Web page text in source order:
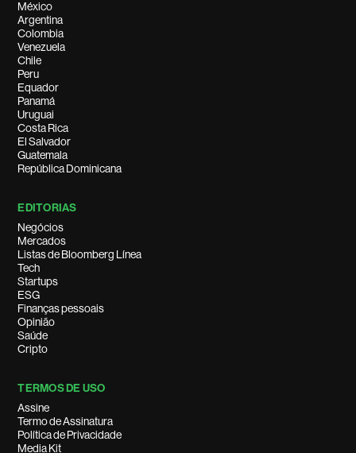
México
Argentina
Colombia
Venezuela
Chile
Peru
Equador
Panamá
Uruguai
Costa Rica
El Salvador
Guatemala
República Dominicana
EDITORIAS
Negócios
Mercados
Listas de Bloomberg Línea
Tech
Startups
ESG
Finanças pessoais
Opinião
Saúde
Cripto
TERMOS DE USO
Assine
Termo de Assinatura
Política de Privacidade
Media Kit